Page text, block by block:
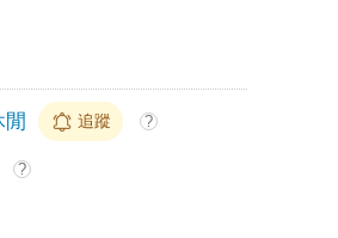
閒 追蹤 ?
?